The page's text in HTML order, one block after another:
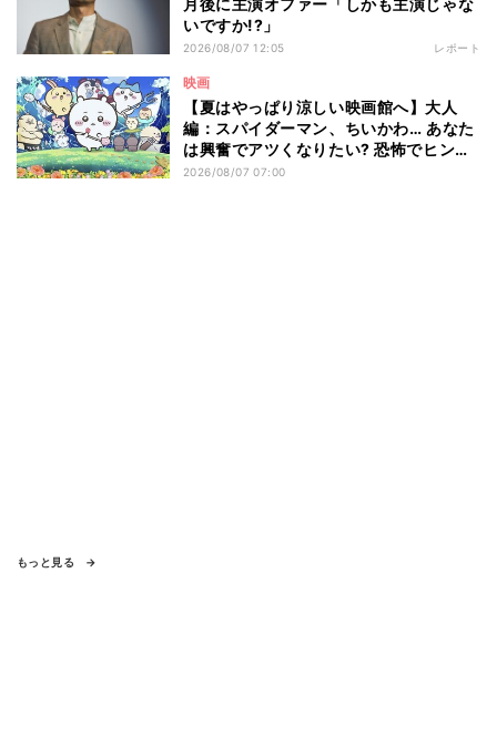
月後に主演オファー「しかも主演じゃな
いですか!?」
2026/08/07 12:05 レポート
映画
【夏はやっぱり涼しい映画館へ】大人
編：スパイダーマン、ちいかわ… あなた
は興奮でアツくなりたい? 恐怖でヒンヤ
リしたい? - 編集部が注目する最新映画5
2026/08/07 07:00
もっと見る